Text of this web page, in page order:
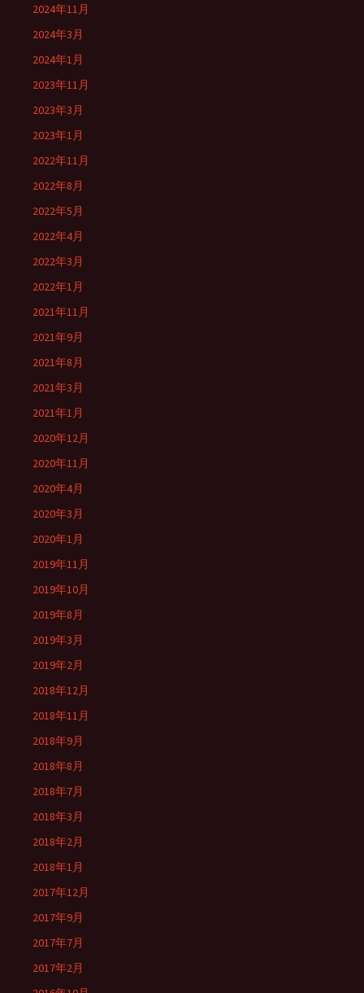
2024年11月
2024年3月
2024年1月
2023年11月
2023年3月
2023年1月
2022年11月
2022年8月
2022年5月
2022年4月
2022年3月
2022年1月
2021年11月
2021年9月
2021年8月
2021年3月
2021年1月
2020年12月
2020年11月
2020年4月
2020年3月
2020年1月
2019年11月
2019年10月
2019年8月
2019年3月
2019年2月
2018年12月
2018年11月
2018年9月
2018年8月
2018年7月
2018年3月
2018年2月
2018年1月
2017年12月
2017年9月
2017年7月
2017年2月